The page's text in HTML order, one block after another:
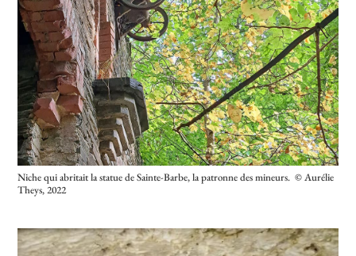
Niche qui abritait la statue de Sainte-Barbe, la patronne des mineurs. © Aurélie
Theys, 2022